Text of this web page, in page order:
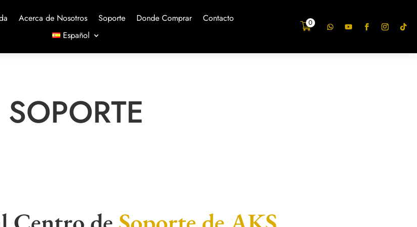
Acerca de Nosotros Soporte Donde Comprar
Contacto
Español
0
SOPORTE